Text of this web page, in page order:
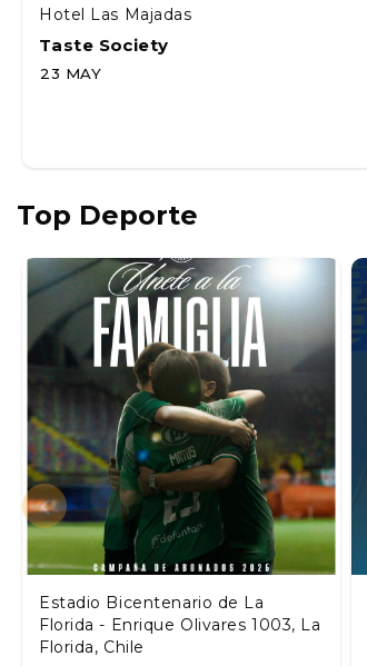
Hotel Las Majadas
Taste Society
23 MAY
Top Deporte
Estadio Bicentenario de La
Florida - Enrique Olivares 1003, La
Florida, Chile